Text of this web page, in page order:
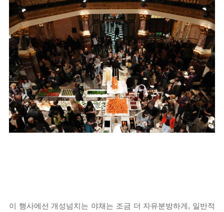
이 행사에선 개성넘치는 야채는 조금 더 자유분방하게, 일반적